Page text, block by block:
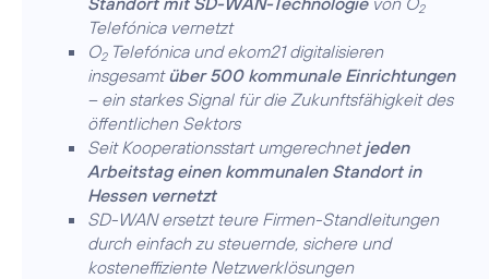
2
Telefónica vernetzt
O2Telefónica und ekom21 digitalisieren
insgesamtüber 500 kommunale Einrichtungen
– ein starkes Signal für die Zukunftsfähigkeit des
öffentlichen Sektors
Seit Kooperationsstart umgerechnetjeden
Arbeitstag einen kommunalen Standort in
Hessen vernetzt
SD-WAN ersetzt teure Firmen-Standleitungen
durch einfach zu steuernde, sichere und
kosteneffiziente Netzwerklösungen